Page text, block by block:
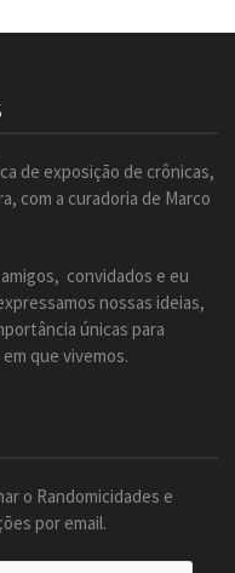
de exposição de crônicas,
com a curadoria de Marco
convidados e eu
nossas ideias,
únicas para
que vivemos.
o Randomicidades e
por email.